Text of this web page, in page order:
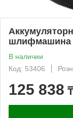
шлифмашина
В наличии
Код: 53406
125 838 ₸